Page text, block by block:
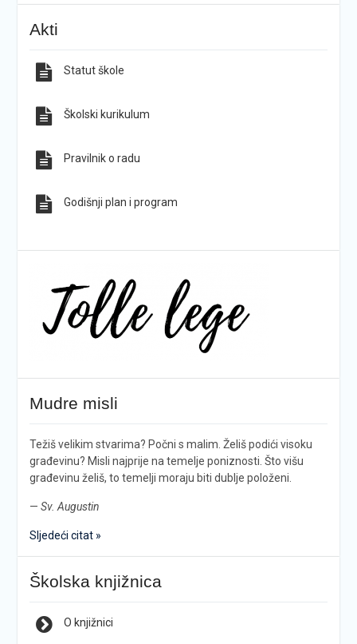
Akti
Statut škole
Školski kurikulum
Pravilnik o radu
Godišnji plan i program
Mudre misli
Težiš velikim stvarima? Počni s malim. Želiš podići visoku
građevinu? Misli najprije na temelje poniznosti. Što višu
građevinu želiš, to temelji moraju biti dublje položeni.
— Sv. Augustin
Sljedeći citat »
Školska knjižnica
O knjižnici